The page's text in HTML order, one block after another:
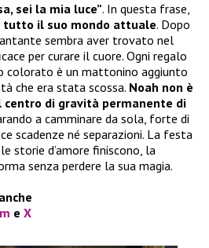
sei la mia luce”. In questa frase,
tutto il suo mondo attuale. Dopo
sembra aver trovato nel
per curare il cuore. Ogni regalo
colorato è un mattonino aggiunto
che era stata scossa. Noah non è
di gravità permanente di
a camminare da sola, forte di
scadenze né separazioni. La festa
storie d’amore finiscono, la
senza perdere la sua magia.
anche
e X